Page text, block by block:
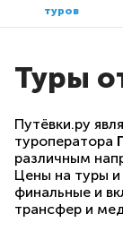
Трансфер
туров
Туры
Путёвки.ру
туроператора
различным
Цены на туры и
финальные и
трансфер и